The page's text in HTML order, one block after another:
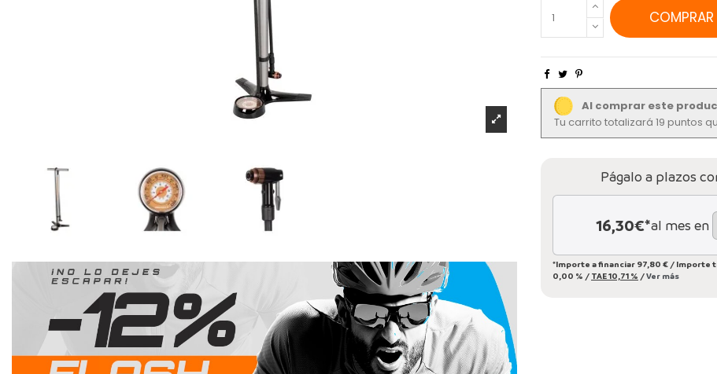
COMPRAR
Al comprar este
Tu carrito totalizará 19 puntos
Págalo a plazos
16,30€*al mes en
*Importe a financiar 97,80 € / Importe
0,00 % / TAE10,71 % /Ver más